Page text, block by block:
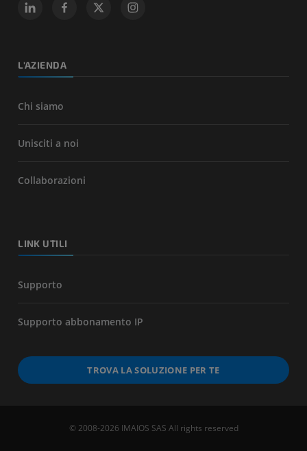
L'AZIENDA
Chi siamo
Unisciti a noi
Collaborazioni
LINK UTILI
Supporto
Supporto abbonamento IP
TROVA LA SOLUZIONE PER TE
© 2008-2026 IMAIOS SAS All rights reserved